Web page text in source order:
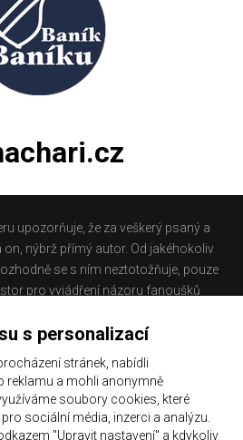
upozorňuje, že za veškerý psaný a
nýbrž přímý autor. Od jakéhokoliv
se s ním neztotožňuje, pouze
pro vyjádření názoru fanoušků
který někteří lidé mohou
č. 480/2004 Sb., o některých
a o změně některých zákonů
informační společnosti) a
zákona, odpovědni za příspěvky
s personalizací
stránek, nabídli
reklamu a mohli anonymně
soubory cookies, které
sociální média, inzerci a analýzu.
"Upravit nastavení" a kdykoliv